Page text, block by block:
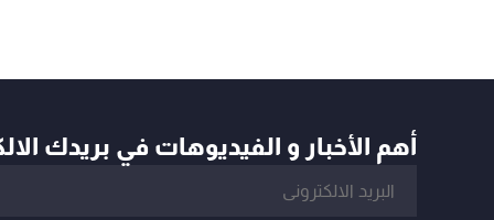
أهم الأخبار و الفيديوهات في بريدك